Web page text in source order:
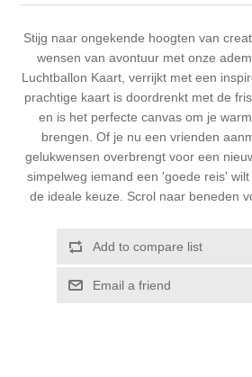
Inkleuren
Ranger
Staedtler
kaarten 2022
Art journal 2022
Kaarten 2021
Stijg naar ongekende hoogten van
wensen van avontuur met onze
Luchtballon Kaart, verrijkt met een
prachtige kaart is doordrenkt met de
en is het perfecte canvas om je
brengen. Of je nu een vrienden
gelukwensen overbrengt voor een
simpelweg iemand een 'goede reis'
de ideale keuze. Scrol naar beneden
Add to compare list
Email a friend